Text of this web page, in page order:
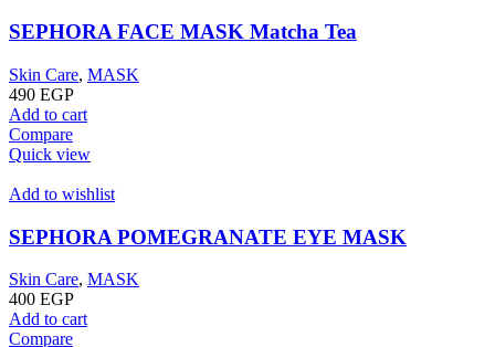
SEPHORA FACE MASK Matcha Tea
Skin Care, MASK
490 EGP
Add to cart
Compare
Quick view
Add to wishlist
SEPHORA POMEGRANATE EYE MASK
Skin Care, MASK
400 EGP
Add to cart
Compare